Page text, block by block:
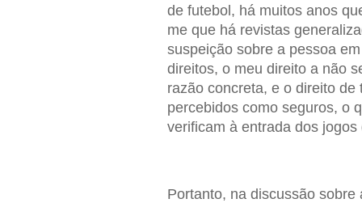
de futebol, há muitos anos
me que há revistas
suspeição sobre a pessoa
direitos, o meu direito a não
razão concreta, e o direito
percebidos como seguros, o
verificam à entrada dos jogos
Portanto, na discussão